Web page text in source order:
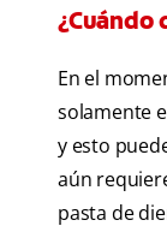
¿Cuándo
En el
solamente
y esto
aún
pasta de